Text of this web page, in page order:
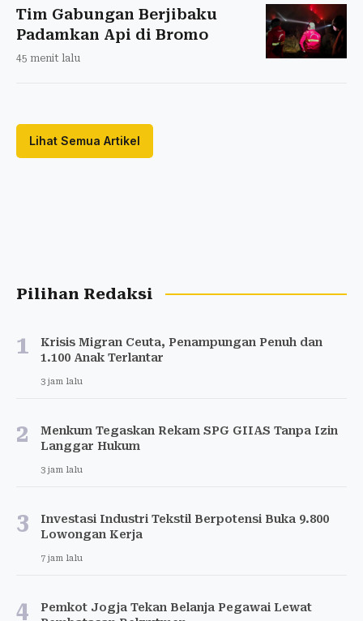
Tim Gabungan Berjibaku
Padamkan Api di Bromo
45 menit lalu
Lihat Semua Artikel
Pilihan Redaksi
1
Krisis Migran Ceuta, Penampungan Penuh dan
1.100 Anak Terlantar
3 jam lalu
2
Menkum Tegaskan Rekam SPG GIIAS Tanpa Izin
Langgar Hukum
3 jam lalu
3
Investasi Industri Tekstil Berpotensi Buka 9.800
Lowongan Kerja
7 jam lalu
4
Pemkot Jogja Tekan Belanja Pegawai Lewat